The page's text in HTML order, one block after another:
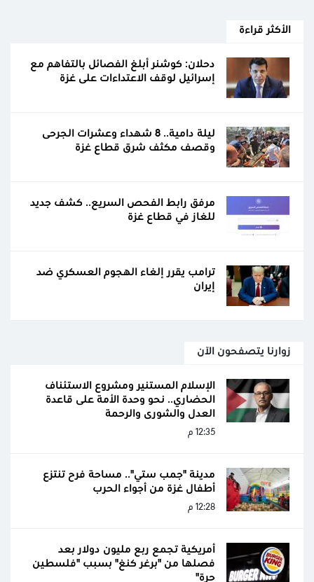
الأكثر قراءة
دحلان: كوشنر أبلغ الفصائل بالتفاهم مع
إسرائيل لوقف الاعتداءات على غزة
ليلة دامية.. 8 شهداء وعشرات الجرحى
وقصف مكثف شرق قطاع غزة
مرفق رابط الفحص السريع.. كشف جديد
للغاز في قطاع غزة
ترامب يقرر إلغاء الهجوم العسكري ضد
إيران
زوارنا يتصفحون الآن
الإسلام المستنير ومشروع الاستئناف
الحضاري.. نحو وحدة الأمة على قاعدة
العدل والشورى والرحمة
12:35 م
مدينة "جمب ستي".. مساحة فرح تنتزع
أطفال غزة من أجواء الحرب
12:28 م
أمريكية تجمع ربع مليون دولار بعد
فصلها من "برغر كنغ" بسبب "فلسطين
حرة"